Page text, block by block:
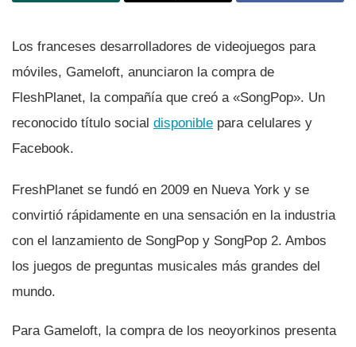
Los franceses desarrolladores de videojuegos para
móviles, Gameloft, anunciaron la compra de
FleshPlanet, la compañí­a que creó a «SongPop». Un
reconocido tí­tulo social disponible para celulares y
Facebook.
FreshPlanet se fundó en 2009 en Nueva York y se
convirtió rápidamente en una sensación en la industria
con el lanzamiento de SongPop y SongPop 2. Ambos
los juegos de preguntas musicales más grandes del
mundo.
Para Gameloft, la compra de los neoyorkinos presenta